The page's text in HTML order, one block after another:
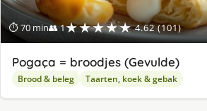
⏱ 70 min👥 1★★★★★ 4.62 (101)
Pogaça = broodjes (Gevulde)
Brood & beleg Taarten, koek & gebak